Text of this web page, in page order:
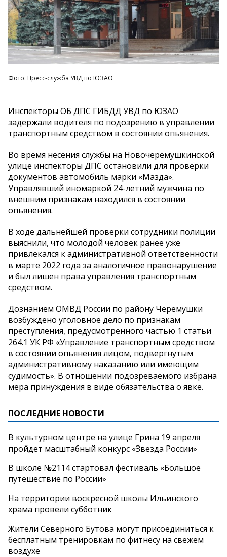
Фото: Пресс-служба УВД по ЮЗАО
Инспекторы ОБ ДПС ГИБДД УВД по ЮЗАО
задержали водителя по подозрению в управлении
транспортным средством в состоянии опьянения.
Во время несения службы на Новочеремушкинской
улице инспекторы ДПС остановили для проверки
документов автомобиль марки «Мазда».
Управлявший иномаркой 24-летний мужчина по
внешним признакам находился в состоянии
опьянения.
В ходе дальнейшей проверки сотрудники полиции
выяснили, что молодой человек ранее уже
привлекался к административной ответственности
в марте 2022 года за аналогичное правонарушение
и был лишен права управления транспортным
средством.
Дознанием ОМВД России по району Черемушки
возбуждено уголовное дело по признакам
преступления, предусмотренного частью 1 статьи
264.1 УК РФ «Управление транспортным средством
в состоянии опьянения лицом, подвергнутым
административному наказанию или имеющим
судимость». В отношении подозреваемого избрана
мера принуждения в виде обязательства о явке.
ПОСЛЕДНИЕ НОВОСТИ
В культурном центре на улице Грина 19 апреля
пройдет масштабный конкурс «Звезда России»
В школе №2114 стартовал фестиваль «Большое
путешествие по России»
На территории воскресной школы Ильинского
храма провели субботник
Жители Северного Бутова могут присоединиться к
бесплатным тренировкам по фитнесу на свежем
воздухе